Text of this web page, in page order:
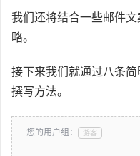
我们还将结合一些邮件
略。
接下来我们就通过八条
撰写方法。
您的用户组： 游客